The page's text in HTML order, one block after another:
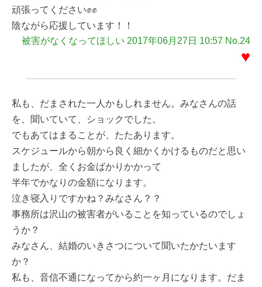
頑張ってください✊✊
陰ながら応援しています！！
被害がなくなってほしい 2017年06月27日 10:57 No.24
♥
私も、だまされた一人かもしれません。みなさんの話
を、聞いていて、ショックでした。
でもあてはまることが、たたあります。
スケジュールから朝から良く細かくかけるものだと思い
ましたが、全くお金ばかりかかって
半年でかなりの金額になります。
泣き寝入りですかね？みなさん？？
事務所は沢山の被害者がいることを知っているのでしょ
うか？
みなさん、結婚のいきさつについて聞いたかたいます
か？
私も、音信不通になってから約一ヶ月になります。だま